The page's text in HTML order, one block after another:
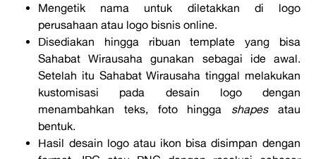
Mengetik nama untuk diletakkan di logo
perusahaan atau logo bisnis online.
Disediakan hingga ribuan template yang bisa
Sahabat Wirausaha gunakan sebagai ide awal.
Setelah itu Sahabat Wirausaha tinggal melakukan
kustomisasi pada desain logo dengan
menambahkan teks, foto hingga shapesatau
bentuk.
Hasil desain logo atau ikon bisa disimpan dengan